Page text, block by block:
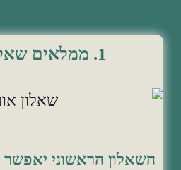
1. ממלאים שאלון אונליין
השאלון הראשוני יאפשר